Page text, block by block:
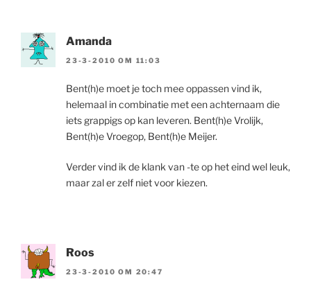
Amanda
23-3-2010 OM 11:03
Bent(h)e moet je toch mee oppassen vind ik,
helemaal in combinatie met een achternaam die
iets grappigs op kan leveren. Bent(h)e Vrolijk,
Bent(h)e Vroegop, Bent(h)e Meijer.
Verder vind ik de klank van -te op het eind wel leuk,
maar zal er zelf niet voor kiezen.
Roos
23-3-2010 OM 20:47